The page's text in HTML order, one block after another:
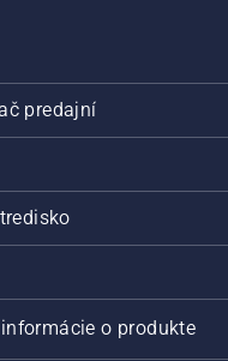
predajní
o produkte